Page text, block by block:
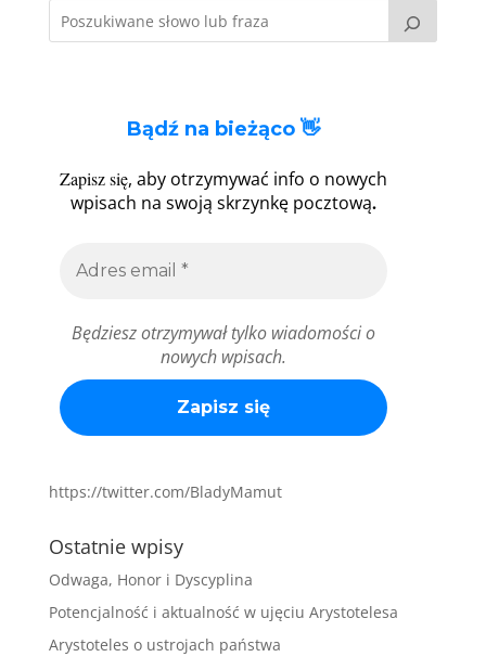
Bądź na bieżąco 👋
Zapisz się, aby otrzymywać info o nowych
wpisach na swoją skrzynkę pocztową.
Będziesz otrzymywał tylko wiadomości o
nowych wpisach.
https://twitter.com/BladyMamut
Ostatnie wpisy
Odwaga, Honor i Dyscyplina
Potencjalność i aktualność w ujęciu Arystotelesa
Arystoteles o ustrojach państwa